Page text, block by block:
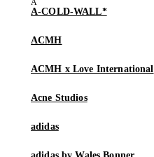
A-COLD-WALL*
ACMH
ACMH x Love International
Acne Studios
adidas